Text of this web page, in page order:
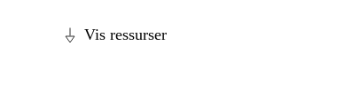
Vis ressurser